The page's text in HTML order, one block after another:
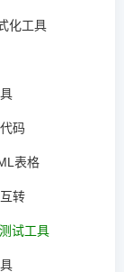
化工具
码
表格
转
试工具